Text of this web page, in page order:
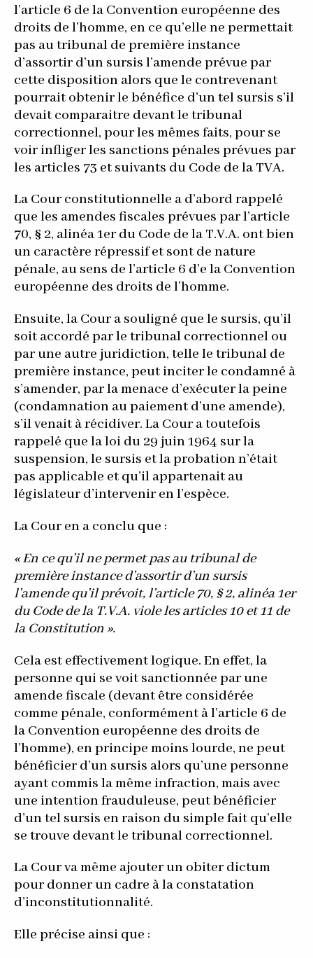
l’article 6 de la Convention européenne des
droits de l’homme, en ce qu’elle ne permettait
pas au tribunal de première instance
d’assortir d’un sursis l’amende prévue par
cette disposition alors que le contrevenant
pourrait obtenir le bénéfice d’un tel sursis s’il
devait comparaitre devant le tribunal
correctionnel, pour les mêmes faits, pour se
voir infliger les sanctions pénales prévues par
les articles 73 et suivants du Code de la TVA.
La Cour constitutionnelle a d’abord rappelé
que les amendes fiscales prévues par l’article
70, § 2, alinéa 1er du Code de la T.V.A. ont bien
un caractère répressif et sont de nature
pénale, au sens de l’article 6 d’e la Convention
européenne des droits de l’homme.
Ensuite, la Cour a souligné que le sursis, qu’il
soit accordé par le tribunal correctionnel ou
par une autre juridiction, telle le tribunal de
première instance, peut inciter le condamné à
s’amender, par la menace d’exécuter la peine
(condamnation au paiement d’une amende),
s’il venait à récidiver. La Cour a toutefois
rappelé que la loi du 29 juin 1964 sur la
suspension, le sursis et la probation n’était
pas applicable et qu’il appartenait au
législateur d’intervenir en l’espèce.
La Cour en a conclu que :
« En ce qu’il ne permet pas au tribunal de
première instance d’assortir d’un sursis
l’amende qu’il prévoit, l’article 70, § 2, alinéa 1er
du Code de la T.V.A. viole les articles 10 et 11 de
la Constitution ».
Cela est effectivement logique. En effet, la
personne qui se voit sanctionnée par une
amende fiscale (devant être considérée
comme pénale, conformément à l’article 6 de
la Convention européenne des droits de
l’homme), en principe moins lourde, ne peut
bénéficier d’un sursis alors qu’une personne
ayant commis la même infraction, mais avec
une intention frauduleuse, peut bénéficier
d’un tel sursis en raison du simple fait qu’elle
se trouve devant le tribunal correctionnel.
La Cour va même ajouter un obiter dictum
pour donner un cadre à la constatation
d’inconstitutionnalité.
Elle précise ainsi que :